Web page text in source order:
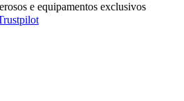
e equipamentos exclusivos